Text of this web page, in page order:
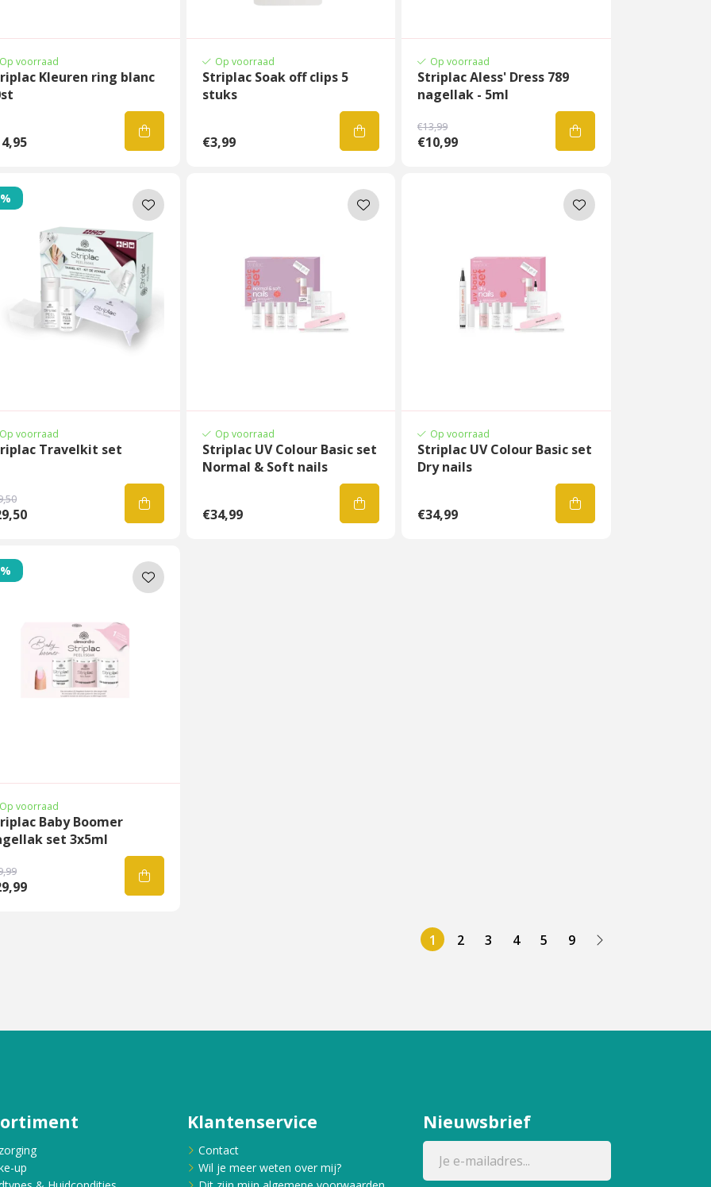
Op voorraad
Kleuren ring blanc
Op voorraad
Striplac Soak off clips 5
stuks
€3,99
Op voorraad
Striplac Aless' Dress 789
nagellak - 5ml
€13,99
€10,99
Op voorraad
Travelkit set
Op voorraad
Striplac UV Colour Basic set
Normal & Soft nails
€34,99
Op voorraad
Striplac UV Colour Basic set
Dry nails
€34,99
Op voorraad
Baby Boomer
set 3x5ml
1 2 3 4 5 9
up
Klantenservice
Contact
Wil je meer weten over mij?
Nieuwsbrief